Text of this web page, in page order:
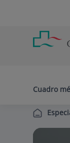
cabecera
Cuadro